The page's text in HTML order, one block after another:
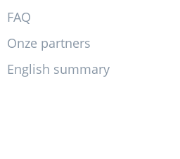
FAQ
Onze partners
English summary